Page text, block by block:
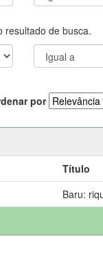
resultado de busca.
por
Título
Baru: